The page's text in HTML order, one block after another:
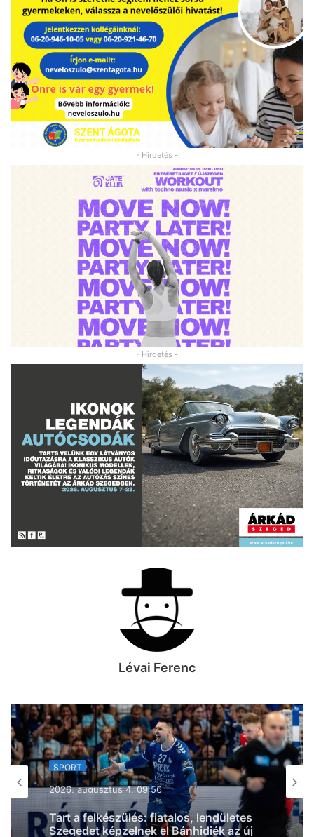
- Hirdetés -
- Hirdetés -
Lévai Ferenc
SPORT
2026, augusztus 3. 20:16
Szegedi küzdősport-szenzáció: a
világelső BKFC-ben debütál a Sárközi
MMA Team magyar bajnok nagyágyúja